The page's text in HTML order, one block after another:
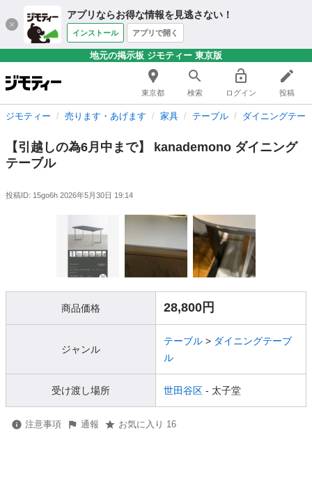
アプリならお得な情報を見逃さない！
インストール アプリで開く
地元の掲示板 ジモティー 東京版
東京都 検索 ログイン 投稿
ジモティー 売ります・あげます 家具 テーブル ダイニングテー
【引越しの為6月中まで】 kanademono ダイニング
テーブル
投稿ID: 15go6h 2026年5月30日 19:14
商品価格 28,800円
ジャンル
テーブル > ダイニングテーブ
ル
受け渡し場所 世田谷区 - 太子堂
注意事項 通報 お気に入り 16